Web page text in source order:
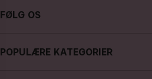
Fortryd køb
FØLG OS
Facebook
POPULÆRE KATEGORIER